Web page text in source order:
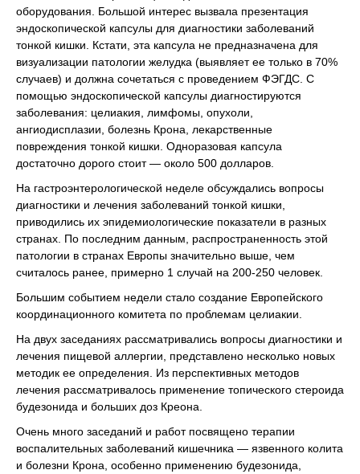
оборудования. Большой интерес вызвала презентация
эндоскопической капсулы для диагностики заболеваний
тонкой кишки. Кстати, эта капсула не предназначена для
визуализации патологии желудка (выявляет ее только в 70%
случаев) и должна сочетаться с проведением ФЭГДС. С
помощью эндоскопической капсулы диагностируются
заболевания: целиакия, лимфомы, опухоли,
ангиодисплазии, болезнь Крона, лекарственные
повреждения тонкой кишки. Одноразовая капсула
достаточно дорого стоит — около 500 долларов.
На гастроэнтерологической неделе обсуждались вопросы
диагностики и лечения заболеваний тонкой кишки,
приводились их эпидемиологические показатели в разных
странах. По последним данным, распространенность этой
патологии в странах Европы значительно выше, чем
считалось ранее, примерно 1 случай на 200-250 человек.
Большим событием недели стало создание Европейского
координационного комитета по проблемам целиакии.
На двух заседаниях рассматривались вопросы диагностики и
лечения пищевой аллергии, представлено несколько новых
методик ее определения. Из перспективных методов
лечения рассматривалось применение топического стероида
будезонида и больших доз Креона.
Очень много заседаний и работ посвящено терапии
воспалительных заболеваний кишечника — язвенного колита
и болезни Крона, особенно применению будезонида,